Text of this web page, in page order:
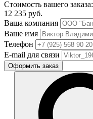
Стоимость вашего заказа:
12 235 руб.
Ваша компания
Ваше имя
Телефон
E-mail для связи
Оформить заказ